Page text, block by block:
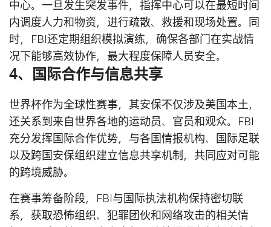
中心。一旦发生突发事件，指挥中心可以在最短时间
内调度人力和物资，进行疏散、救援和现场处置。同
时，FBI还定期组织模拟演练，确保各部门在实战情
况下能够高效协作，最大程度保障人员安全。
4、国际合作与信息共享
世界杯作为全球性赛事，其安保不仅涉及美国本土，
还关系到来自世界各地的运动员、官员和观众。FBI
充分发挥国际合作优势，与各国情报机构、国际足联
以及跨国安保组织建立信息共享机制，共同应对可能
的跨境威胁。
在赛事筹备阶段，FBI与国际执法机构保持密切联
系，获取恐怖组织、犯罪团伙和网络攻击的相关情